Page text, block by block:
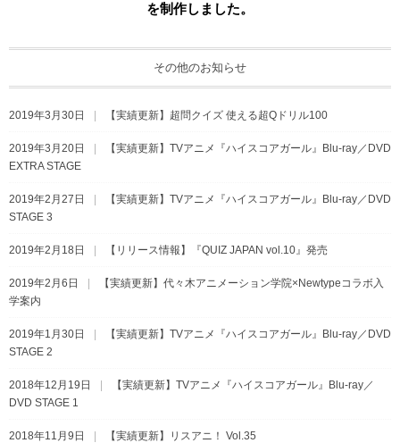
を制作しました。
その他のお知らせ
2019年3月30日 【実績更新】超問クイズ 使える超Qドリル100
2019年3月20日
【実績更新】TVアニメ『ハイスコアガール』Blu-ray／DVD
EXTRA STAGE
2019年2月27日
【実績更新】TVアニメ『ハイスコアガール』Blu-ray／DVD
STAGE 3
2019年2月18日 【リリース情報】『QUIZ JAPAN vol.10』発売
2019年2月6日
【実績更新】代々木アニメーション学院×Newtypeコラボ入
学案内
2019年1月30日
【実績更新】TVアニメ『ハイスコアガール』Blu-ray／DVD
STAGE 2
2018年12月19日
【実績更新】TVアニメ『ハイスコアガール』Blu-ray／
DVD STAGE 1
2018年11月9日 【実績更新】リスアニ！ Vol.35